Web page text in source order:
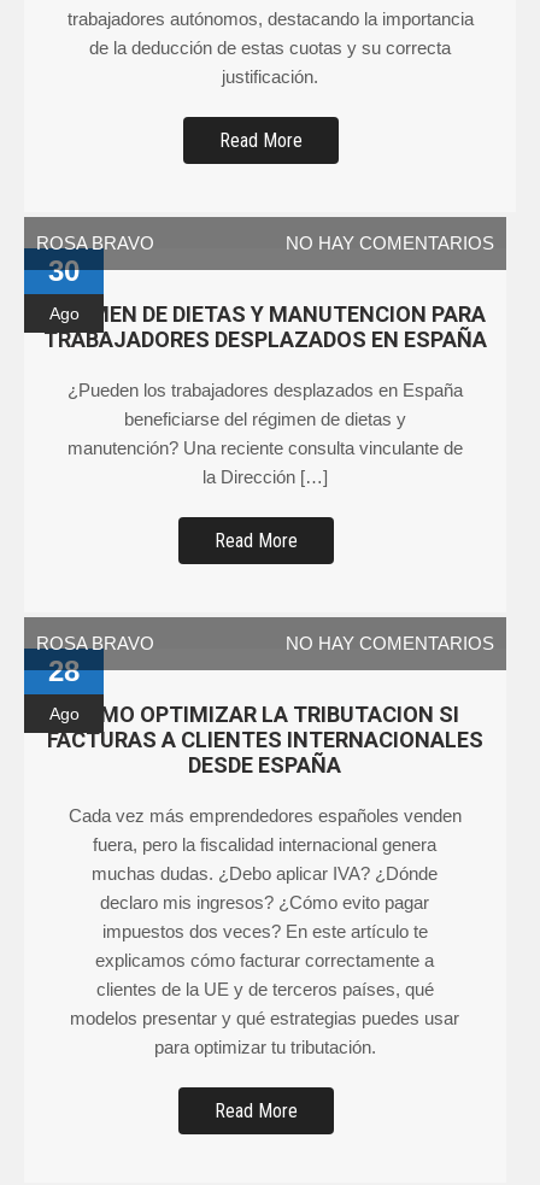
trabajadores autónomos, destacando la importancia
de la deducción de estas cuotas y su correcta
justificación.
Read More
30
Ago
ROSA BRAVO NO HAY COMENTARIOS
REGIMEN DE DIETAS Y MANUTENCION PARA
TRABAJADORES DESPLAZADOS EN ESPAÑA
¿Pueden los trabajadores desplazados en España
beneficiarse del régimen de dietas y
manutención? Una reciente consulta vinculante de
la Dirección […]
Read More
28
Ago
ROSA BRAVO NO HAY COMENTARIOS
COMO OPTIMIZAR LA TRIBUTACION SI
FACTURAS A CLIENTES INTERNACIONALES
DESDE ESPAÑA
Cada vez más emprendedores españoles venden
fuera, pero la fiscalidad internacional genera
muchas dudas. ¿Debo aplicar IVA? ¿Dónde
declaro mis ingresos? ¿Cómo evito pagar
impuestos dos veces? En este artículo te
explicamos cómo facturar correctamente a
clientes de la UE y de terceros países, qué
modelos presentar y qué estrategias puedes usar
para optimizar tu tributación.
Read More